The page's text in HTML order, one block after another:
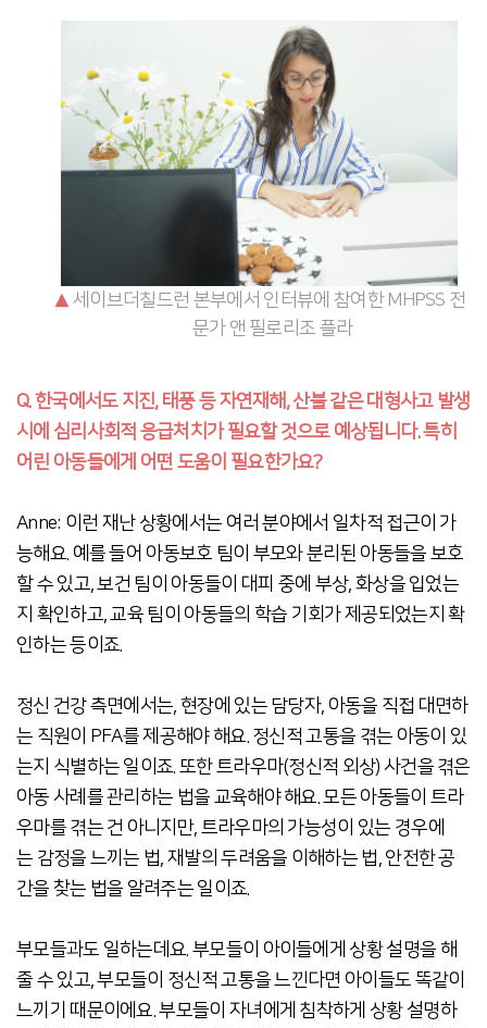
▲ 세이브더칠드런 본부에서 인터뷰에 참여한 MHPSS 전
문가 앤 필로리조 플라
Q. 한국에서도 지진, 태풍 등 자연재해, 산불 같은 대형사고 발생
시에 심리사회적 응급처치가 필요할 것으로 예상됩니다. 특히
어린 아동들에게 어떤 도움이 필요한가요?
Anne: 이런 재난 상황에서는 여러 분야에서 일차적 접근이 가
능해요. 예를 들어 아동보호 팀이 부모와 분리된 아동들을 보호
할 수 있고, 보건 팀이 아동들이 대피 중에 부상, 화상을 입었는
지 확인하고, 교육 팀이 아동들의 학습 기회가 제공되었는지 확
인하는 등이죠.
정신 건강 측면에서는, 현장에 있는 담당자, 아동을 직접 대면하
는 직원이 PFA를 제공해야 해요. 정신적 고통을 겪는 아동이 있
는지 식별하는 일이죠. 또한 트라우마(정신적 외상) 사건을 겪은
아동 사례를 관리하는 법을 교육해야 해요. 모든 아동들이 트라
우마를 겪는 건 아니지만, 트라우마의 가능성이 있는 경우에
는 감정을 느끼는 법, 재발의 두려움을 이해하는 법, 안전한 공
간을 찾는 법을 알려주는 일이죠.
부모들과도 일하는데요. 부모들이 아이들에게 상황 설명을 해
줄 수 있고, 부모들이 정신적 고통을 느낀다면 아이들도 똑같이
느끼기 때문이에요. 부모들이 자녀에게 침착하게 상황 설명하